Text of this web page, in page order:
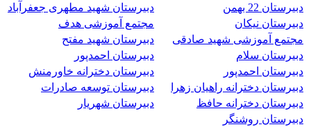
دبیرستان 22 بهمن
دبیرستان شهید مطهری جعفرآباد
دبیرستان نیکان
مجتمع آموزشی هدف
مجتمع آموزشی شهید صادقی
دبیرستان شهید مفتح
دبیرستان سلام
دبیرستان احمدپور
دبیرستان احمدپور
دبیرستان دخترانه خاورمنش
دبیرستان دخترانه راهیان زهرا
دبیرستان توسعه صادرات
دبیرستان دخترانه حافظ
دبیرستان شهریار
دبیرستان روشنگر